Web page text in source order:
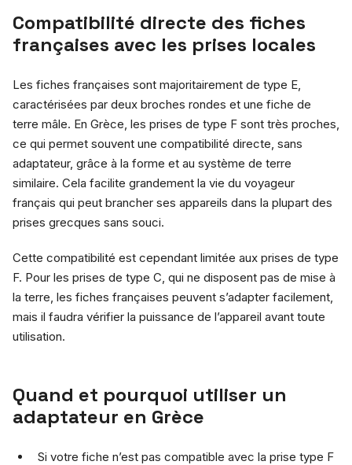
Compatibilité directe des fiches
françaises avec les prises locales
Les fiches françaises sont majoritairement de type E,
caractérisées par deux broches rondes et une fiche de
terre mâle. En Grèce, les prises de type F sont très proches,
ce qui permet souvent une compatibilité directe, sans
adaptateur, grâce à la forme et au système de terre
similaire. Cela facilite grandement la vie du voyageur
français qui peut brancher ses appareils dans la plupart des
prises grecques sans souci.
Cette compatibilité est cependant limitée aux prises de type
F. Pour les prises de type C, qui ne disposent pas de mise à
la terre, les fiches françaises peuvent s’adapter facilement,
mais il faudra vérifier la puissance de l’appareil avant toute
utilisation.
Quand et pourquoi utiliser un
adaptateur en Grèce
Si votre fiche n’est pas compatible avec la prise type F